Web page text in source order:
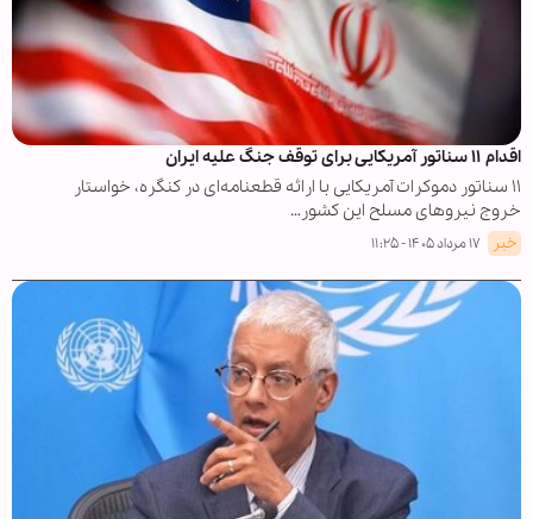
اقدام ۱۱ سناتور آمریکایی برای توقف جنگ علیه ایران
۱۱ سناتور دموکرات آمریکایی با ارائه قطعنامه‌ای در کنگره، خواستار
خروج نیروهای مسلح این کشور…
خبر ۱۷ مرداد ۱۴۰۵ - ۱۱:۲۵